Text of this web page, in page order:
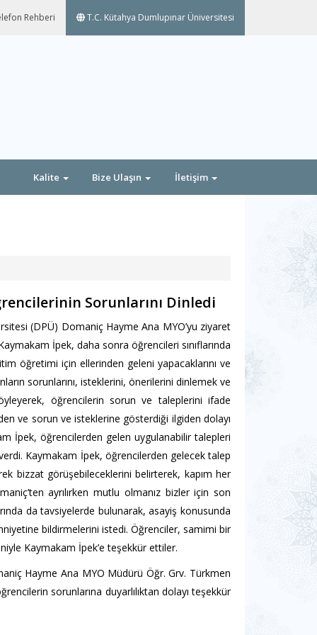
Rehberi T.C. Kütahya Dumlupınar Üniversitesi
Kalite Bize Ulaşın İletişim
Sorunlarını Dinledi
(DPÜ) Domaniç Hayme Ana MYO’yu ziyaret
İpek, daha sonra öğrencileri sınıflarında
öğretimi için ellerinden geleni yapacaklarını ve
sorunlarını, isteklerini, önerilerini dinlemek ve
öğrencilerin sorun ve taleplerini ifade
ve sorun ve isteklerine gösterdiği ilgiden dolayı
İpek, öğrencilerden gelen uygulanabilir talepleri
Kaymakam İpek, öğrencilerden gelecek talep
bizzat görüşebileceklerini belirterek, kapım her
ayrılırken mutlu olmanız bizler için son
da tavsiyelerde bulunarak, asayiş konusunda
bildirmelerini istedi. Öğrenciler, samimi bir
Kaymakam İpek’e teşekkür ettiler.
Ana MYO Müdürü Öğr. Grv. Türkmen
sorunlarına duyarlılıktan dolayı teşekkür